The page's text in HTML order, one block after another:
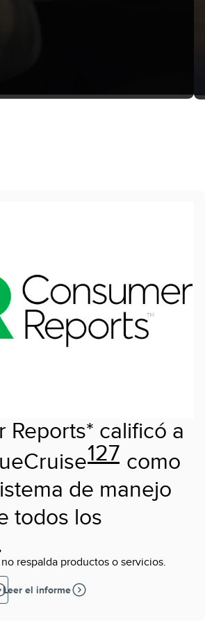
Reports* calificó a
127 como
de manejo
todos los
respalda productos o servicios.
Leer el informe